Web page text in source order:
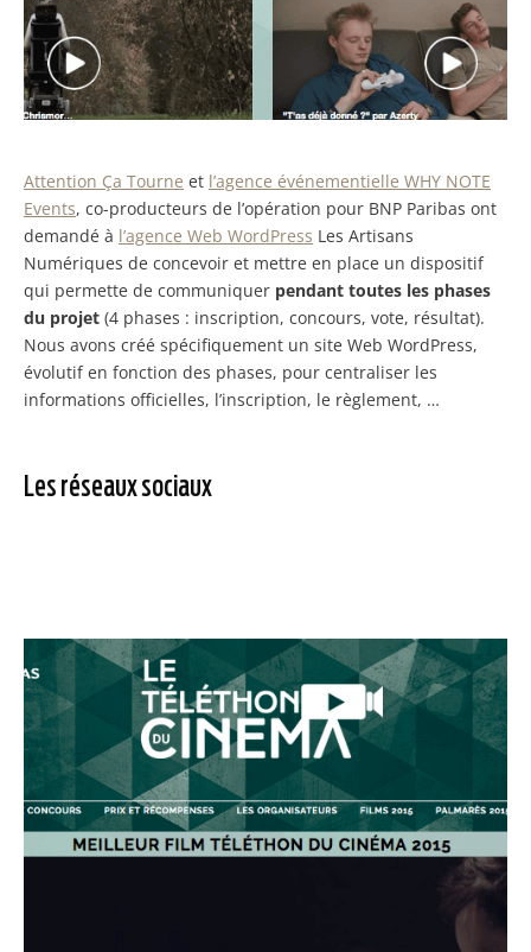
Attention Ça Tourne et l’agence événementielle WHY NOTE
Events, co-producteurs de l’opération pour BNP Paribas ont
demandé à l’agence Web WordPress Les Artisans
Numériques de concevoir et mettre en place un dispositif
qui permette de communiquer pendant toutes les phases
du projet (4 phases : inscription, concours, vote, résultat).
Nous avons créé spécifiquement un site Web WordPress,
évolutif en fonction des phases, pour centraliser les
informations officielles, l’inscription, le règlement, …
Les réseaux sociaux